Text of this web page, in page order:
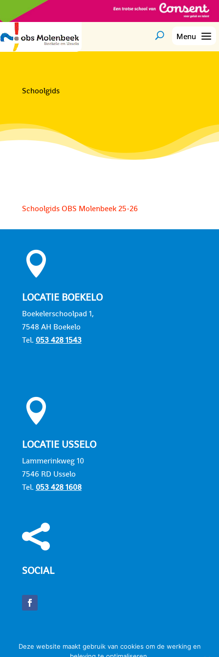
Schoolgids
Schoolgids OBS Molenbeek 25-26

LOCATIE BOEKELO
Boekelerschoolpad 1,
7548 AH Boekelo
Tel. 053 428 1543

LOCATIE USSELO
Lammerinkweg 10
7546 RD Usselo
Tel. 053 428 1608

SOCIAL
Privaystatement|Sitemap

Deze website maakt gebruik van cookies om de werking en